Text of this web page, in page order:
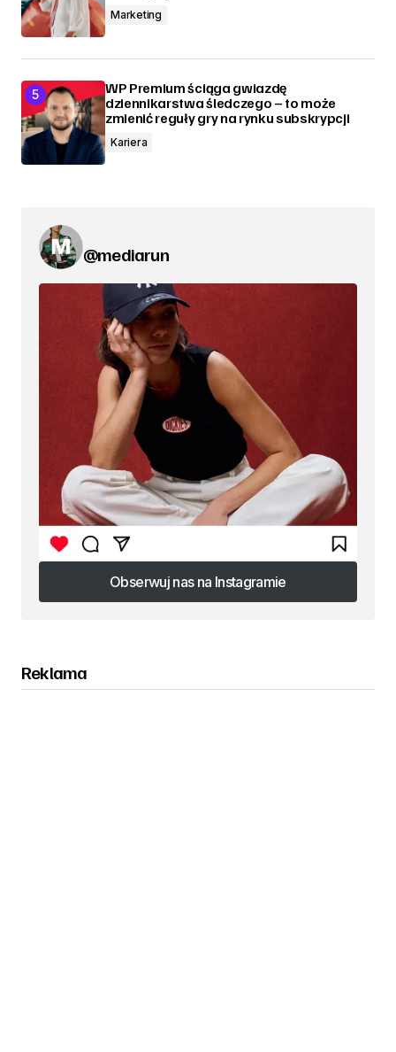
Marketing
WP Premium ściąga gwiazdę
dziennikarstwa śledczego – to może
zmienić reguły gry na rynku subskrypcji
Kariera
@mediarun
Obserwuj nas na Instagramie
Obserwuj nas na Instagramie
Reklama